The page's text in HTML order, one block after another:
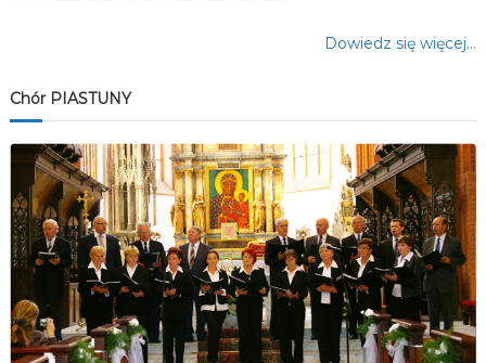
Dowiedz się więcej…
Chór PIASTUNY